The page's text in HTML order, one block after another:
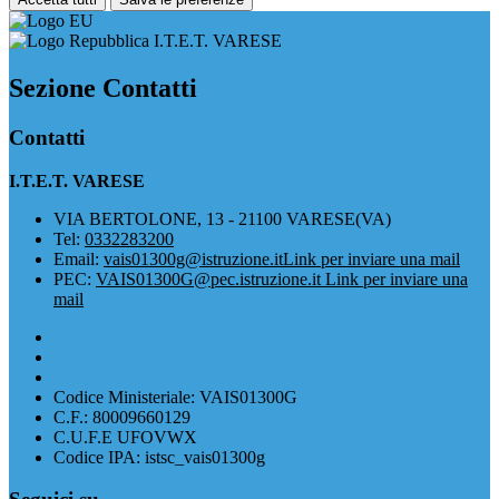
I.T.E.T. VARESE
Sezione Contatti
Contatti
I.T.E.T. VARESE
VIA BERTOLONE, 13 - 21100 VARESE(VA)
Tel: 0332283200
Email: vais01300g@istruzione.itLink per inviare una mail
PEC: VAIS01300G@pec.istruzione.it Link per inviare una
mail
Codice Ministeriale: VAIS01300G
C.F.: 80009660129
C.U.F.E UFOVWX
Codice IPA: istsc_vais01300g